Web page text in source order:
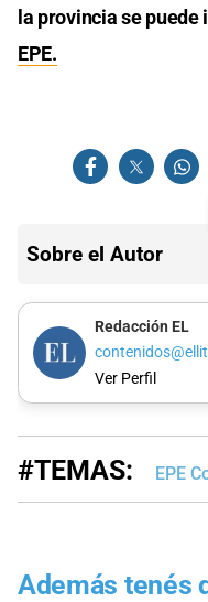
la provincia se puede
EPE.
Sobre el Autor
Redacción EL
Ver Perfil
#TEMAS: EPE
Además tenés